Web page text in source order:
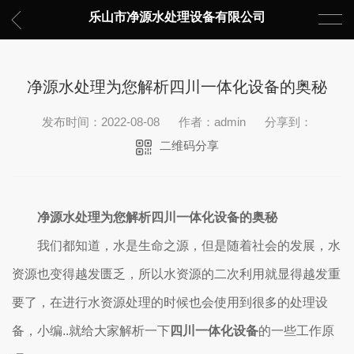
乐山市净源水处理设备有限公司
净源水处理为您解析四川一体化设备的奥秘
发布时间：2022-08-08 作者：admin
分享到：
二维码分享
净源水处理为您解析四川一体化设备的奥秘
我们都知道，水是生命之源，但是随着社会的发展，水
资源也变得越发匮乏，所以水资源的二次利用就显得越发重
要了，在进行水资源处理的时候也会使用到很多的处理设
备，小编..就给大家解析一下四川一体化设备的一些工作原